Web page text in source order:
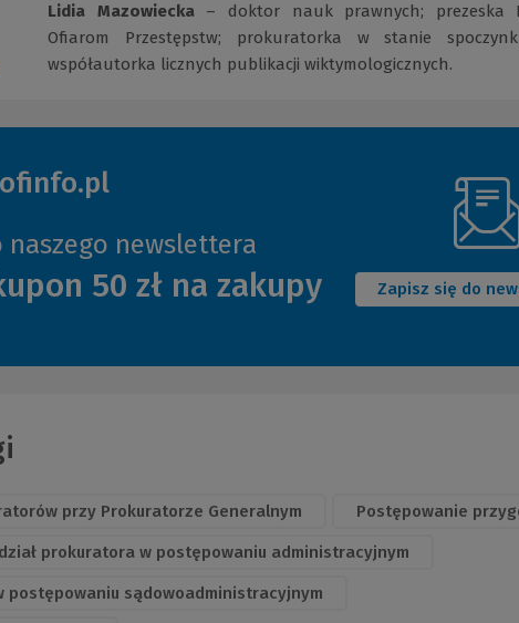
Lidia Mazowiecka– doktor nauk prawnych; prezeska
Ofiarom Przestępstw; prokuratorka w stanie
współautorka licznych publikacji wiktymologicznych.
naszego newslettera
50 zł na zakupy Zapisz się do
przy Prokuratorze Generalnym Postępowanie
prokuratora w postępowaniu administracyjnym
postępowaniu sądowoadministracyjnym